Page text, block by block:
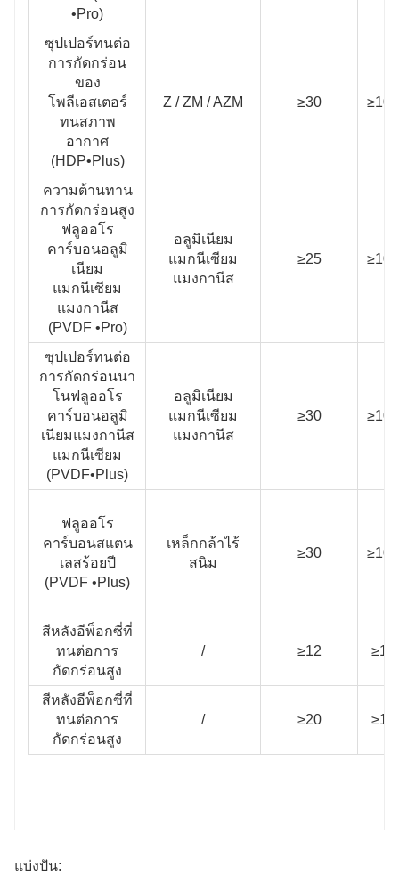
•Pro)
ซุปเปอร์ทนต่อ
การกัดกร่อน
ของ
โพลีเอสเตอร์
ทนสภาพ
อากาศ
(HDP•Plus)
Z / ZM / AZM ≥30
ความต้านทาน
การกัดกร่อนสูง
ฟลูออโร
คาร์บอนอลูมิ
เนียม
แมกนีเซียม
แมงกานีส
(PVDF •Pro)
อลูมิเนียม
แมกนีเซียม
แมงกานีส
≥25
ซุปเปอร์ทนต่อ
การกัดกร่อนนา
โนฟลูออโร
คาร์บอนอลูมิ
เนียมแมงกานีส
แมกนีเซียม
(PVDF•Plus)
อลูมิเนียม
แมกนีเซียม
แมงกานีส
≥30
ฟลูออโร
คาร์บอนสแตน
เลสร้อยปี
(PVDF •Plus)
เหล็กกล้าไร้
สนิม
≥30
สีหลังอีพ็อกซี่ที่
ทนต่อการ
กัดกร่อนสูง
/ ≥12
สีหลังอีพ็อกซี่ที่
ทนต่อการ
กัดกร่อนสูง
/ ≥20
แบ่งปัน: